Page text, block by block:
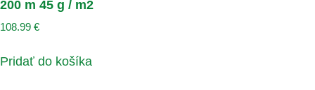
200 m 45 g / m2
108.99 €
Pridať do košíka